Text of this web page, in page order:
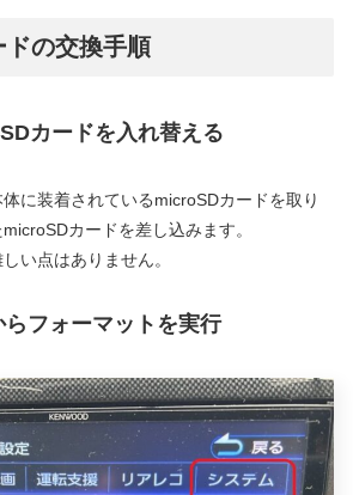
の交換手順
カードを入れ替える
に装着されているmicroSDカードを取り
カードを差し込みます。
い点はありません。
フォーマットを実行